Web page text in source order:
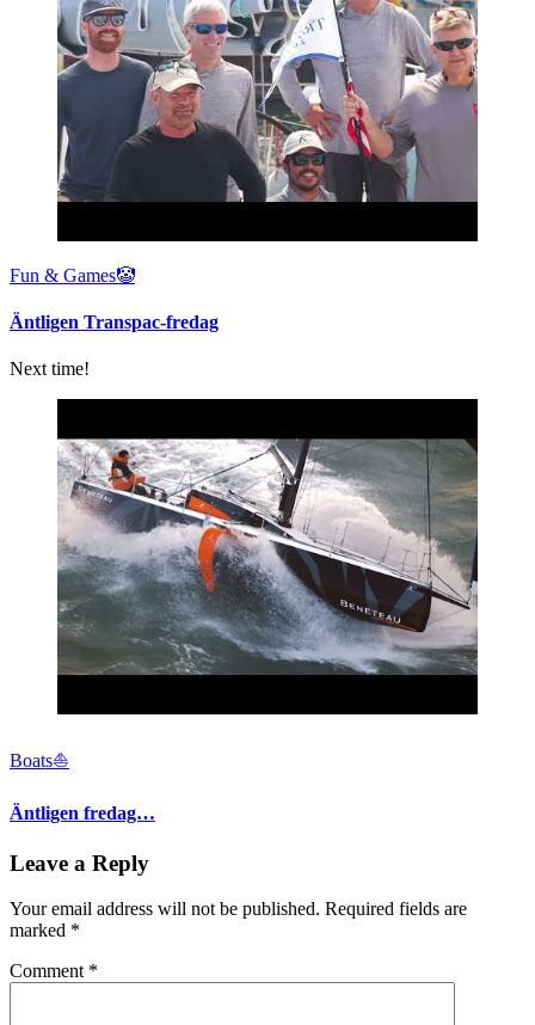
Fun & Games🤡
Äntligen Transpac-fredag
Next time!
Boats⛵️
Äntligen fredag…
Leave a Reply
Your email address will not be published. Required fields are
marked *
Comment *